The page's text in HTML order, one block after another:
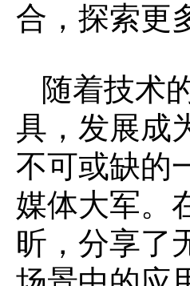
合，探索更
随着技术
具，发展成
不可或缺的
媒体大军。
昕，分享了